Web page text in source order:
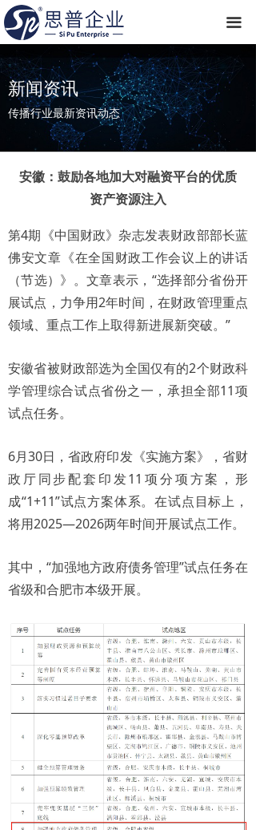
끀
安徽：鼓励各地加大对融资平台的优质
资产资源注入
第4期《中国财政》杂志发表财政部部长蓝
佛安文章《在全国财政工作会议上的讲话
（节选）》。文章表示，“选择部分省份开
展试点，力争用2年时间，在财政管理重点
领域、重点工作上取得新进展新突破。”
安徽省被财政部选为全国仅有的2个财政科
学管理综合试点省份之一，承担全部11项
试点任务。
6月30日，省政府印发《实施方案》，省财
政厅同步配套印发11项分项方案，形
成“1+11”试点方案体系。在试点目标上，
将用2025—2026两年时间开展试点工作。
其中，“加强地方政府债务管理”试点任务在
省级和合肥市本级开展。
新闻资讯
传播行业最新资讯动态